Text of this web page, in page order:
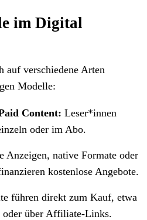
im Digital
auf verschiedene Arten
Modelle:
Content: Leser*innen
oder im Abo.
Anzeigen, native Formate oder
kostenlose Angebote.
führen direkt zum Kauf, etwa
über Affiliate-Links.